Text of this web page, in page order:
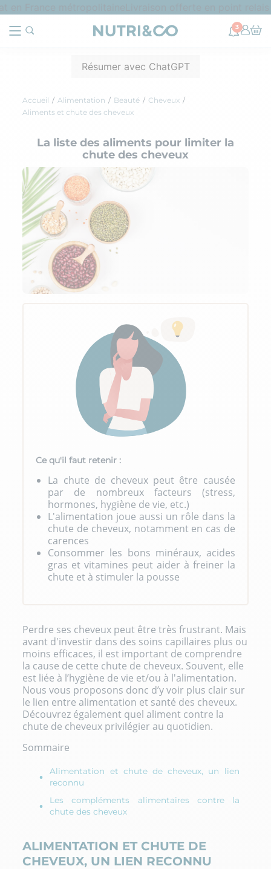
3
Résumer avec ChatGPT
Accueil Alimentation Beauté
Cheveux
Aliments et chute des cheveux
La liste des aliments pour limiter la
chute des cheveux
Ce qu'il faut retenir :
La chute de cheveux peut être causée
par de nombreux facteurs (stress,
hormones, hygiène de vie, etc.)
L'alimentation joue aussi un rôle dans la
chute de cheveux, notamment en cas de
carences
Consommer les bons minéraux, acides
gras et vitamines peut aider à freiner la
chute et à stimuler la pousse
Perdre ses cheveux peut être très frustrant. Mais
avant d'investir dans des soins capillaires plus ou
moins efficaces, il est important de comprendre
la cause de cette chute de cheveux. Souvent, elle
est liée à l’hygiène de vie et/ou à l'alimentation.
Nous vous proposons donc d’y voir plus clair sur
le lien entre alimentation et santé des cheveux.
Découvrez également quel aliment contre la
chute de cheveux privilégier au quotidien.
Sommaire
Alimentation et chute de cheveux, un lien
reconnu
Les compléments alimentaires contre la
chute des cheveux
ALIMENTATION ET CHUTE DE
CHEVEUX, UN LIEN RECONNU